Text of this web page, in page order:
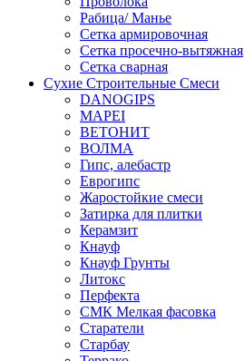
Рабица/ Манье
Сетка армировочная
Сетка просечно-вытяжная
Сетка сварная
Сухие Строительные Смеси
DANOGIPS
MAPEI
ВЕТОНИТ
ВОЛМА
Гипс, алебастр
Еврогипс
Жаростойкие смеси
Затирка для плитки
Керамзит
Кнауф
Кнауф Грунты
Литокс
Перфекта
СМК Мелкая фасовка
Старатели
Старбау